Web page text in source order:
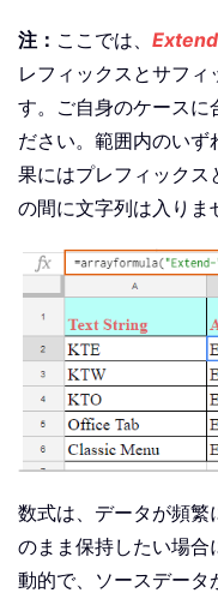
注： ここでは、
レフィックスとサフィ
す。ご自身のケースに
ださい。範囲内のい
果にはプレフィックス
の間に文字列は入りま
数式は、データが頻繁
のまま保持したい場合
動的で、ソースデータ